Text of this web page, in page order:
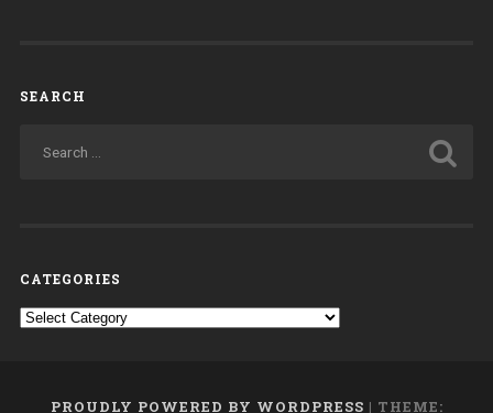
SEARCH
CATEGORIES
Categories
PROUDLY POWERED BY WORDPRESS | THEME: